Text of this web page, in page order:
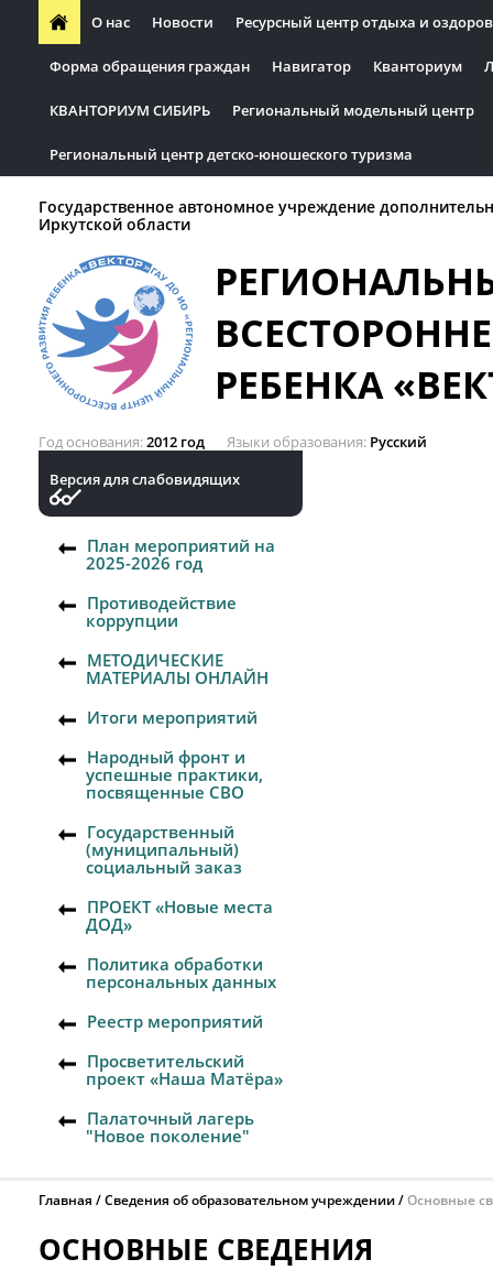
О нас Новости Ресурсный центр отдыха и
Форма обращения граждан Навигатор Кванториум
КВАНТОРИУМ СИБИРЬ Региональный модельный центр
Региональный центр детско-юношеского туризма
Государственное автономное учреждение
Иркутской области
РЕБЕНКА
Год основания 2012 год Языки образования Русский
Версия для слабовидящих
План мероприятий на
2025-2026 год
Противодействие
коррупции
МЕТОДИЧЕСКИЕ
МАТЕРИАЛЫ ОНЛАЙН
Итоги мероприятий
Народный фронт и
успешные практики,
посвященные СВО
Государственный
(муниципальный)
социальный заказ
ПРОЕКТ «Новые места
ДОД»
Политика обработки
персональных данных
Реестр мероприятий
Просветительский
проект «Наша Матёра»
Палаточный лагерь
"Новое поколение"
Главная Сведения об образовательном учреждении Основные
ОСНОВНЫЕ СВЕДЕНИЯ